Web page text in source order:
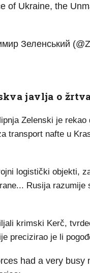
of Ukraine, the
Зеленський
javlja o
Zelenski je
transport nafte u
logistički objekti,
Rusija
krimski Kerč,
precizirao je li
had a very